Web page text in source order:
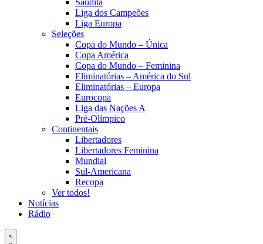
Liga dos Campeões
Liga Europa
Seleções
Copa do Mundo – Única
Copa América
Copa do Mundo – Feminina
Eliminatórias – América do Sul
Eliminatórias – Europa
Eurocopa
Liga das Nações A
Pré-Olímpico
Continentais
Libertadores
Libertadores Feminina
Mundial
Sul-Americana
Recopa
Ver todos!
Notícias
Rádio